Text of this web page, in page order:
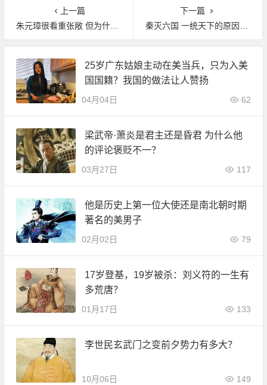
上一篇
朱元璋很看重张敞 但为什么不赏识皇帝？
下一篇
秦灭六国 一统天下的原因是什么
25岁广东姑娘主动在美当兵，只为入美
国国籍？我国的做法让人赞扬
04月04日 62
梁武帝·萧炎是君主还是昏君 为什么他
的评论褒贬不一？
03月27日 117
他是历史上第一位大使还是南北朝时期
著名的美男子
02月02日 79
17岁登基，19岁被杀：刘义符的一生有
多荒唐？
01月17日 133
李世民玄武门之变前夕势力有多大？
10月06日 149